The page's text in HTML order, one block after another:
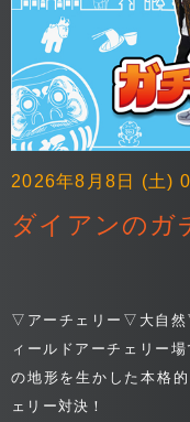
2026年8月8日 (土)
ダイアンのガ
▽アーチェリー▽大自
ィールドアーチェリー
の地形を生かした本格
ェリー対決！